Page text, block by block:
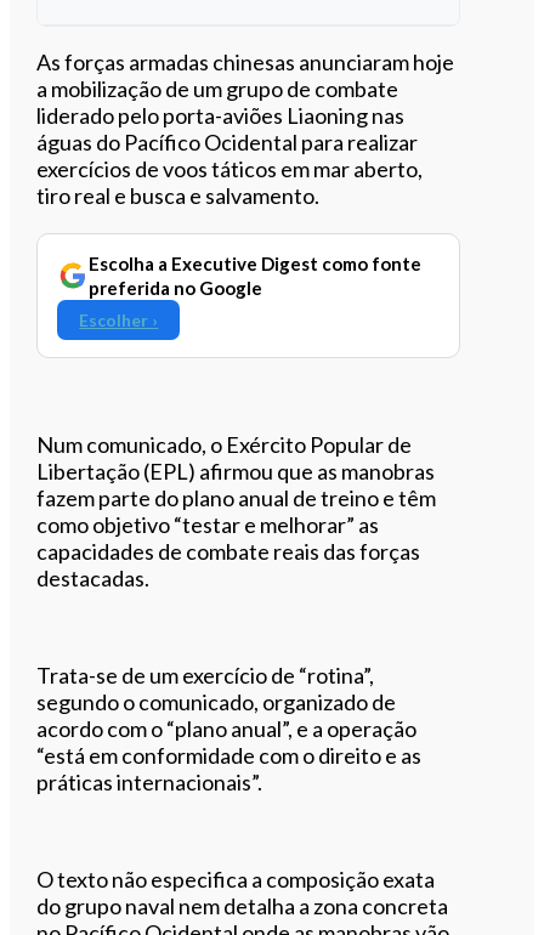
Ouvir este artigo
As forças armadas chinesas anunciaram hoje
a mobilização de um grupo de combate
liderado pelo porta-aviões Liaoning nas
águas do Pacífico Ocidental para realizar
exercícios de voos táticos em mar aberto,
tiro real e busca e salvamento.
Escolha a Executive Digest como fonte
preferida no Google
Escolher ›
Num comunicado, o Exército Popular de
Libertação (EPL) afirmou que as manobras
fazem parte do plano anual de treino e têm
como objetivo “testar e melhorar” as
capacidades de combate reais das forças
destacadas.
Trata-se de um exercício de “rotina”,
segundo o comunicado, organizado de
acordo com o “plano anual”, e a operação
“está em conformidade com o direito e as
práticas internacionais”.
O texto não especifica a composição exata
do grupo naval nem detalha a zona concreta